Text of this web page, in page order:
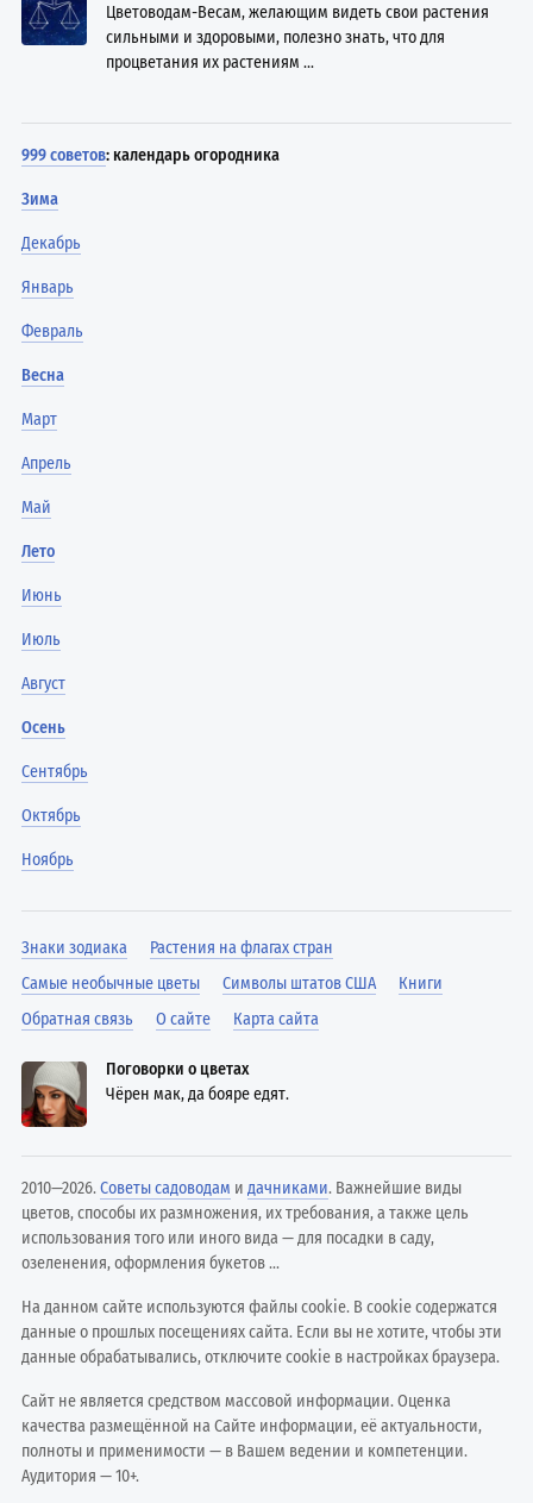
Цветоводам-Весам, желающим видеть свои растения
сильными и здоровыми, полезно знать, что для
процветания их растениям ...
999 советов: календарь огородника
Зима
Декабрь
Январь
Февраль
Весна
Март
Апрель
Май
Лето
Июнь
Июль
Август
Осень
Сентябрь
Октябрь
Ноябрь
Знаки зодиака
Растения на флагах стран
Самые необычные цветы
Символы штатов США
Книги
Обратная связь
О сайте Карта сайта
Поговорки о цветах
Чёрен мак, да бояре едят.
2010—2026.Советы садоводам идачниками. Важнейшие виды
цветов, способы их размножения, их требования, а также цель
использования того или иного вида — для посадки в саду,
озеленения, оформления букетов ...
На данном сайте используются файлы cookie. В cookie содержатся
данные о прошлых посещениях сайта. Если вы не хотите, чтобы эти
данные обрабатывались, отключите cookie в настройках браузера.
Сайт не является средством массовой информации. Оценка
качества размещённой на Сайте информации, её актуальности,
полноты и применимости — в Вашем ведении и компетенции.
Аудитория — 10+.